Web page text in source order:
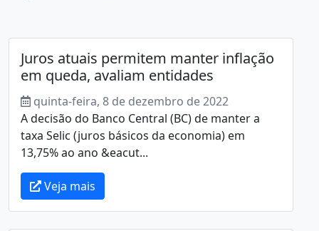
Juros atuais permitem manter inflação
em queda, avaliam entidades
quinta-feira, 8 de dezembro de 2022
A decisão do Banco Central (BC) de manter a
taxa Selic (juros básicos da economia) em
13,75% ao ano &eacut...
Veja mais